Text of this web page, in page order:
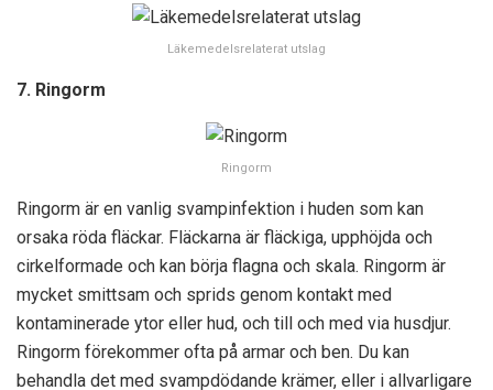
Läkemedelsrelaterat utslag
7. Ringorm
Ringorm
Ringorm är en vanlig svampinfektion i huden som kan
orsaka röda fläckar. Fläckarna är fläckiga, upphöjda och
cirkelformade och kan börja flagna och skala. Ringorm är
mycket smittsam och sprids genom kontakt med
kontaminerade ytor eller hud, och till och med via husdjur.
Ringorm förekommer ofta på armar och ben. Du kan
behandla det med svampdödande krämer, eller i allvarligare